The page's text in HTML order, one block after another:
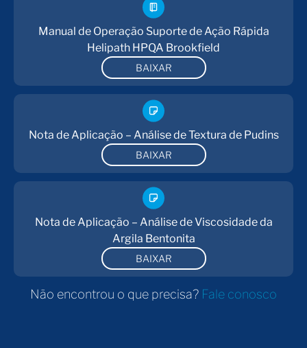
Manual de Operação Suporte de Ação Rápida
Helipath HPQA Brookfield
BAIXAR
Nota de Aplicação – Análise de Textura de Pudins
BAIXAR
Nota de Aplicação – Análise de Viscosidade da
Argila Bentonita
BAIXAR
Não encontrou o que precisa? Fale conosco